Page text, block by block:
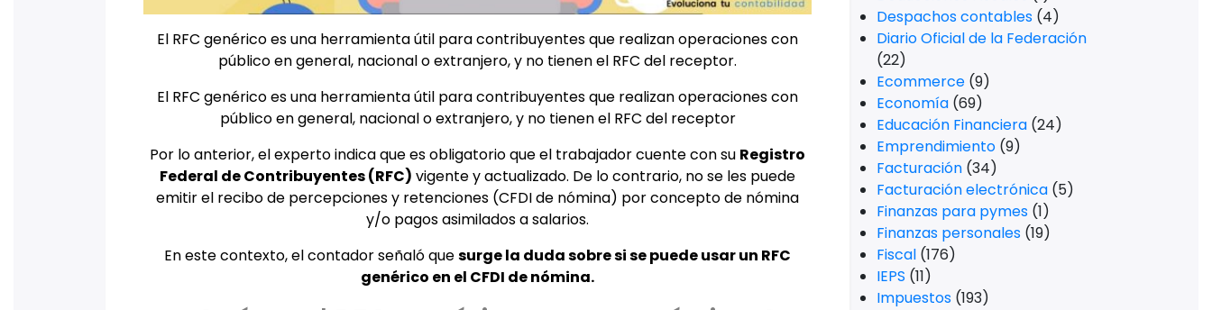
El RFC genérico es una herramienta útil para contribuyentes que realizan operaciones con
público en general, nacional o extranjero, y no tienen el RFC del receptor.
El RFC genérico es una herramienta útil para contribuyentes que realizan operaciones con
público en general, nacional o extranjero, y no tienen el RFC del receptor
Por lo anterior, el experto indica que es obligatorio que el trabajador cuente con su Registro
Federal de Contribuyentes (RFC) vigente y actualizado. De lo contrario, no se les puede
emitir el recibo de percepciones y retenciones (CFDI de nómina) por concepto de nómina
y/o pagos asimilados a salarios.
En este contexto, el contador señaló quesurge la duda sobre si se puede usar un RFC
genérico en el CFDI de nómina.
Despachos contables (4)
Diario Oficial de la Federación
(22)
Ecommerce (9)
Economía (69)
Educación Financiera (24)
Emprendimiento (9)
Facturación (34)
Facturación electrónica (5)
Finanzas para pymes (1)
Finanzas personales (19)
Fiscal (176)
IEPS (11)
Impuestos (193)